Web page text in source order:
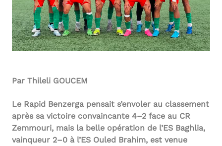
Par Thileli GOUCEM
Le Rapid Benzerga pensait s’envoler au classement
après sa victoire convaincante 4–2 face au CR
Zemmouri, mais la belle opération de l’ES Baghlia,
vainqueur 2–0 à l’ES Ouled Brahim, est venue